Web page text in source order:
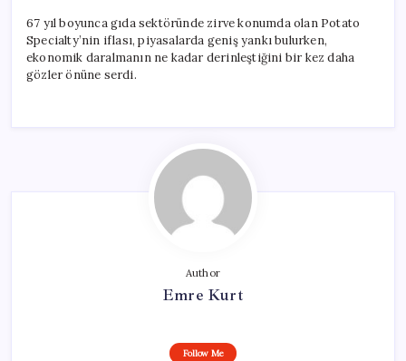
67 yıl boyunca gıda sektöründe zirve konumda olan Potato
Specialty’nin iflası, piyasalarda geniş yankı bulurken,
ekonomik daralmanın ne kadar derinleştiğini bir kez daha
gözler önüne serdi.
Author
Emre Kurt
Follow Me